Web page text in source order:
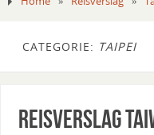
CATEGORIE: TAIPEI
Reisverslag